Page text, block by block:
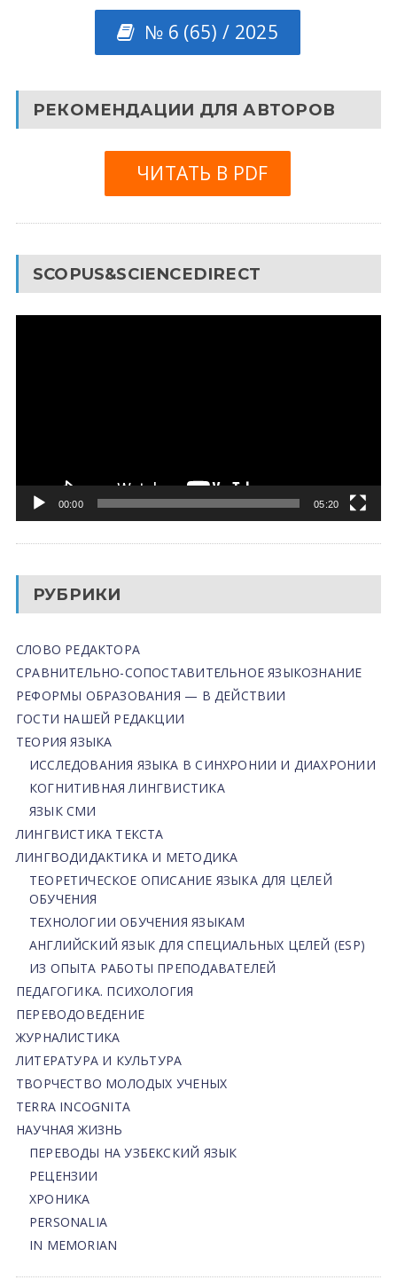
№ 6 (65) / 2025
РЕКОМЕНДАЦИИ ДЛЯ АВТОРОВ
ЧИТАТЬ В PDF
SCOPUS&SCIENCEDIRECT
00:00 05:20
РУБРИКИ
СЛОВО РЕДАКТОРА
СРАВНИТЕЛЬНО-СОПОСТАВИТЕЛЬНОЕ ЯЗЫКОЗНАНИЕ
РЕФОРМЫ ОБРАЗОВАНИЯ — В ДЕЙСТВИИ
ГОСТИ НАШЕЙ РЕДАКЦИИ
ТЕОРИЯ ЯЗЫКА
ИССЛЕДОВАНИЯ ЯЗЫКА В СИНХРОНИИ И ДИАХРОНИИ
КОГНИТИВНАЯ ЛИНГВИСТИКА
ЯЗЫК СМИ
ЛИНГВИСТИКА ТЕКСТА
ЛИНГВОДИДАКТИКА И МЕТОДИКА
ТЕОРЕТИЧЕСКОЕ ОПИСАНИЕ ЯЗЫКА ДЛЯ ЦЕЛЕЙ
ОБУЧЕНИЯ
ТЕХНОЛОГИИ ОБУЧЕНИЯ ЯЗЫКАМ
АНГЛИЙСКИЙ ЯЗЫК ДЛЯ СПЕЦИАЛЬНЫХ ЦЕЛЕЙ (ESP)
ИЗ ОПЫТА РАБОТЫ ПРЕПОДАВАТЕЛЕЙ
ПЕДАГОГИКА. ПСИХОЛОГИЯ
ПЕРЕВОДОВЕДЕНИЕ
ЖУРНАЛИСТИКА
ЛИТЕРАТУРА И КУЛЬТУРА
ТВОРЧЕСТВО МОЛОДЫХ УЧЕНЫХ
TERRA INCOGNITA
НАУЧНАЯ ЖИЗНЬ
ПЕРЕВОДЫ НА УЗБЕКСКИЙ ЯЗЫК
РЕЦЕНЗИИ
ХРОНИКА
PERSONALIA
IN MEMORIAN